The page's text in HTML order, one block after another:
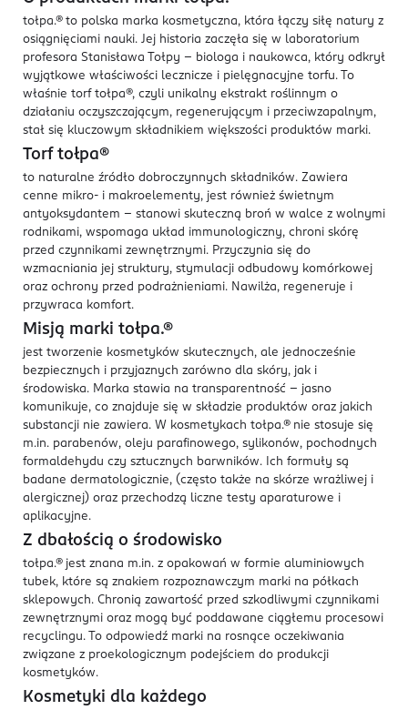
tołpa.® to polska marka kosmetyczna, która łączy siłę natury z
osiągnięciami nauki. Jej historia zaczęła się w laboratorium
profesora Stanisława Tołpy – biologa i naukowca, który odkrył
wyjątkowe właściwości lecznicze i pielęgnacyjne torfu. To
właśnie torf tołpa®, czyli unikalny ekstrakt roślinnym o
działaniu oczyszczającym, regenerującym i przeciwzapalnym,
stał się kluczowym składnikiem większości produktów marki.
Torf tołpa®
to naturalne źródło dobroczynnych składników. Zawiera
cenne mikro- i makroelementy, jest również świetnym
antyoksydantem – stanowi skuteczną broń w walce z wolnymi
rodnikami, wspomaga układ immunologiczny, chroni skórę
przed czynnikami zewnętrznymi. Przyczynia się do
wzmacniania jej struktury, stymulacji odbudowy komórkowej
oraz ochrony przed podrażnieniami. Nawilża, regeneruje i
przywraca komfort.
Misją marki tołpa.®
jest tworzenie kosmetyków skutecznych, ale jednocześnie
bezpiecznych i przyjaznych zarówno dla skóry, jak i
środowiska. Marka stawia na transparentność – jasno
komunikuje, co znajduje się w składzie produktów oraz jakich
substancji nie zawiera. W kosmetykach tołpa.® nie stosuje się
m.in. parabenów, oleju parafinowego, sylikonów, pochodnych
formaldehydu czy sztucznych barwników. Ich formuły są
badane dermatologicznie, (często także na skórze wrażliwej i
alergicznej) oraz przechodzą liczne testy aparaturowe i
aplikacyjne.
Z dbałością o środowisko
tołpa.® jest znana m.in. z opakowań w formie aluminiowych
tubek, które są znakiem rozpoznawczym marki na półkach
sklepowych. Chronią zawartość przed szkodliwymi czynnikami
zewnętrznymi oraz mogą być poddawane ciągłemu procesowi
recyclingu. To odpowiedź marki na rosnące oczekiwania
związane z proekologicznym podejściem do produkcji
kosmetyków.
Kosmetyki dla każdego